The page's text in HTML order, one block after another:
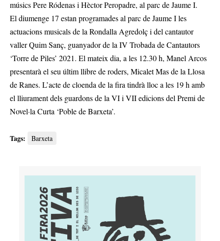
músics Pere Ródenas i Hèctor Peropadre, al parc de Jaume I.
El diumenge 17 estan programades al parc de Jaume I les
actuacions musicals de la Rondalla Agredolç i del cantautor
valler Quim Sanç, guanyador de la IV Trobada de Cantautors
‘Torre de Piles’ 2021. El mateix dia, a les 12.30 h, Manel Arcos
presentarà el seu últim llibre de roders, Micalet Mas de la Llosa
de Ranes. L’acte de cloenda de la fira tindrà lloc a les 19 h amb
el lliurament dels guardons de la VI i VII edicions del Premi de
Novel·la Curta ‘Poble de Barxeta’.
Tags: Barxeta